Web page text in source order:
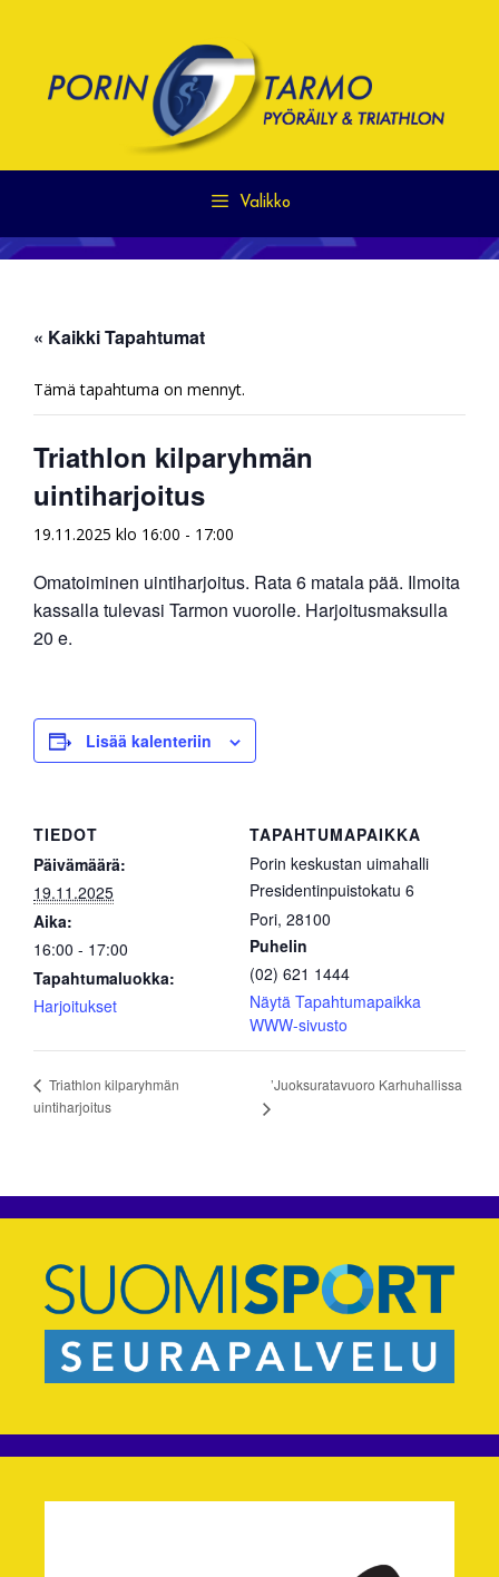
Valikko
« Kaikki Tapahtumat
Tämä tapahtuma on mennyt.
Triathlon kilparyhmän
uintiharjoitus
19.11.2025 klo 16:00 - 17:00
Omatoiminen uintiharjoitus. Rata 6 matala pää. Ilmoita
kassalla tulevasi Tarmon vuorolle. Harjoitusmaksulla
20 e.
Lisää kalenteriin
TIEDOT
Päivämäärä:
19.11.2025
Aika:
16:00 - 17:00
Tapahtumaluokka:
Harjoitukset
TAPAHTUMAPAIKKA
Porin keskustan uimahalli
Presidentinpuistokatu 6
Pori, 28100
Puhelin
(02) 621 1444
Näytä Tapahtumapaikka
WWW-sivusto
Triathlon kilparyhmän
uintiharjoitus
’Juoksuratavuoro Karhuhallissa